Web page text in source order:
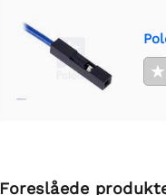
★
Foreslåede